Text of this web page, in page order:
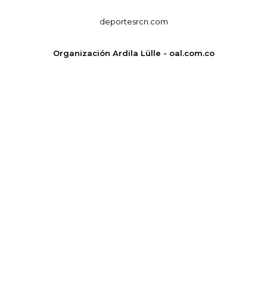
deportesrcn.com
Organización Ardila Lülle - oal.com.co